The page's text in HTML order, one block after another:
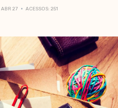
ABR 27 ACESSOS: 251